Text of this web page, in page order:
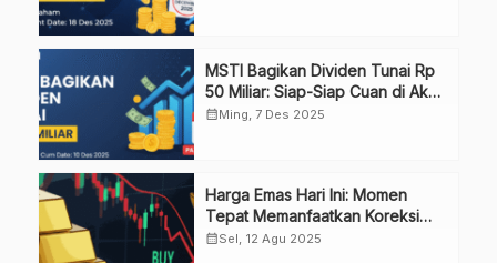
MSTI Bagikan Dividen Tunai Rp
50 Miliar: Siap-Siap Cuan di Akhir
Tahun!
calendar_monthMing, 7 Des 2025
Harga Emas Hari Ini: Momen
Tepat Memanfaatkan Koreksi
Harga
calendar_monthSel, 12 Agu 2025